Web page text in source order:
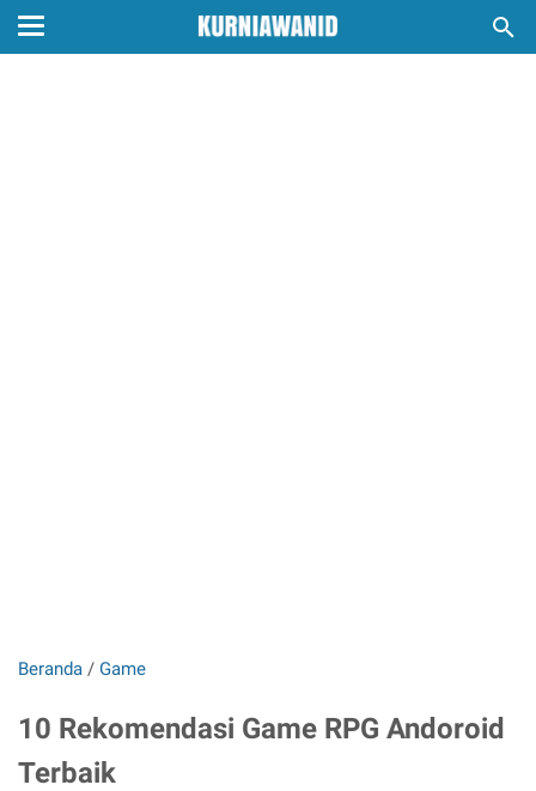
Beranda / Game
10 Rekomendasi Game RPG Andoroid
Terbaik